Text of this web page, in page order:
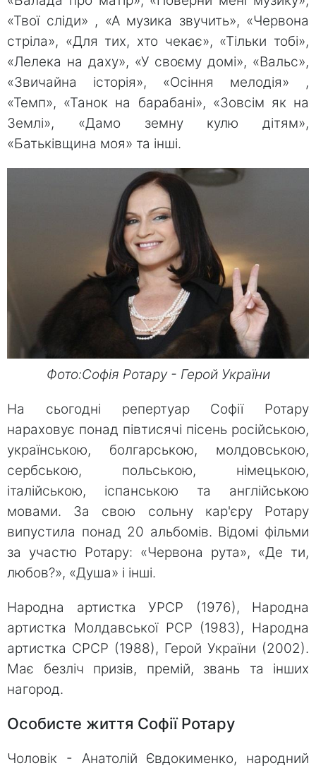
«Твої сліди» , «А музика звучить», «Червона
стріла», «Для тих, хто чекає», «Тільки тобі»,
«Лелека на даху», «У своєму домі», «Вальс»,
«Звичайна історія», «Осіння мелодія» ,
«Темп», «Танок на барабані», «Зовсім як на
Землі», «Дамо земну кулю дітям»,
«Батьківщина моя» та інші.
Фото:Софія Ротару - Герой України
На сьогодні репертуар Софії Ротару
нараховує понад півтисячі пісень російською,
українською, болгарською, молдовською,
сербською, польською, німецькою,
італійською, іспанською та англійською
мовами. За свою сольну кар'єру Ротару
випустила понад 20 альбомів. Відомі фільми
за участю Ротару: «Червона рута», «Де ти,
любов?», «Душа» і інші.
Народна артистка УРСР (1976), Народна
артистка Молдавської РСР (1983), Народна
артистка СРСР (1988), Герой України (2002).
Має безліч призів, премій, звань та інших
нагород.
Особисте життя Софії Ротару
Чоловік - Анатолій Євдокименко, народний